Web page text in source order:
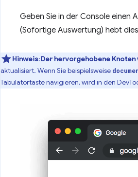
Geben Sie in der Console einen
(Sofortige Auswertung) hebt
Hinweis:Der hervorgehobene
aktualisiert. Wenn Sie beispielsweise
Tabulatortaste navigieren, wird in den